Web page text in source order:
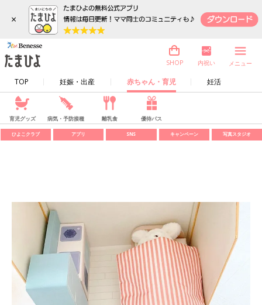
×
TOP 妊娠・出産 赤ちゃん・育児 妊活
SHOP 内祝い メニュー
育児グッズ 病気・予防接種 離乳食 優待パス
ひよこクラブ アプリ SNS キャンペーン 写真スタジオ